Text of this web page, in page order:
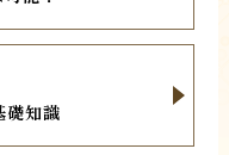
礎知識